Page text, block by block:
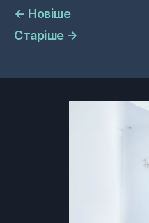
← Новіше
Старіше →